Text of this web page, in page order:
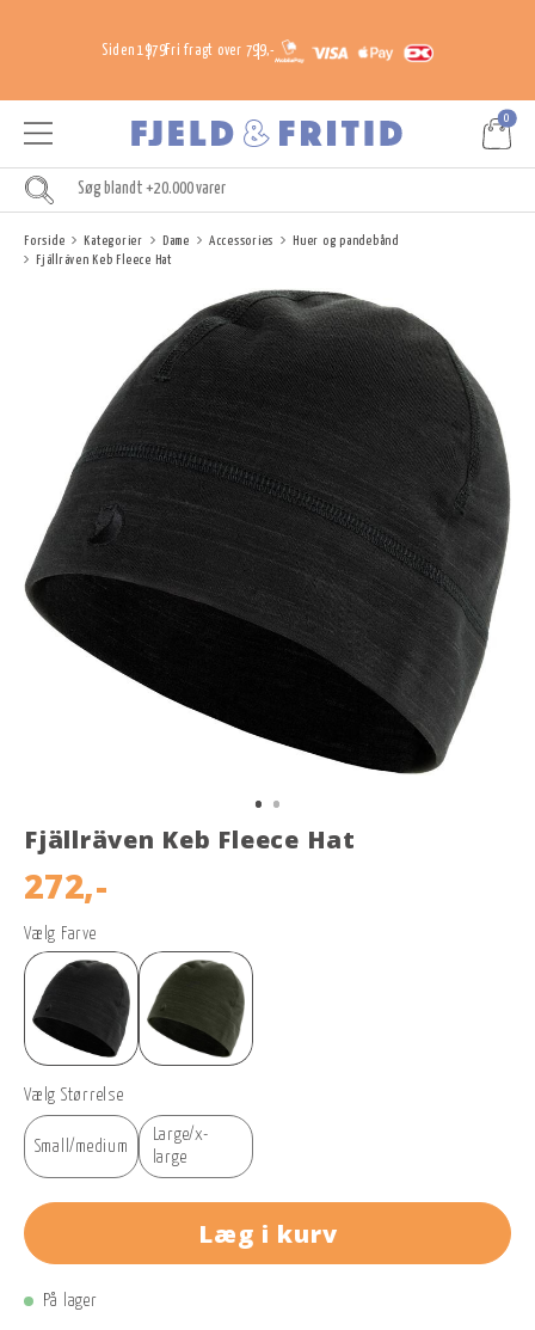
Siden 1979Fri fragt over 799,-
0
Forside Kategorier Dame Accessories
Huer og pandebånd
Fjällräven Keb Fleece Hat
Fjällräven Keb Fleece Hat
272,-
Vælg Farve
Vælg Størrelse
Small/medium
Large/x-
large
Læg i kurv
På lager